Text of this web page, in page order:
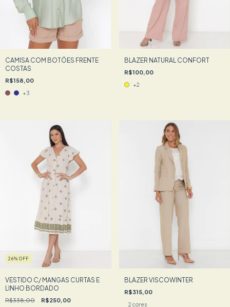
CAMISA COM BOTÕES FRENTE
COSTAS
R$158,00
+3
BLAZER NATURAL CONFORT
R$100,00
+2
26% OFF
VESTIDO C/ MANGAS CURTAS E
LINHO BORDADO
R$338,00 R$250,00
BLAZER VISCOWINTER
R$315,00
2 cores